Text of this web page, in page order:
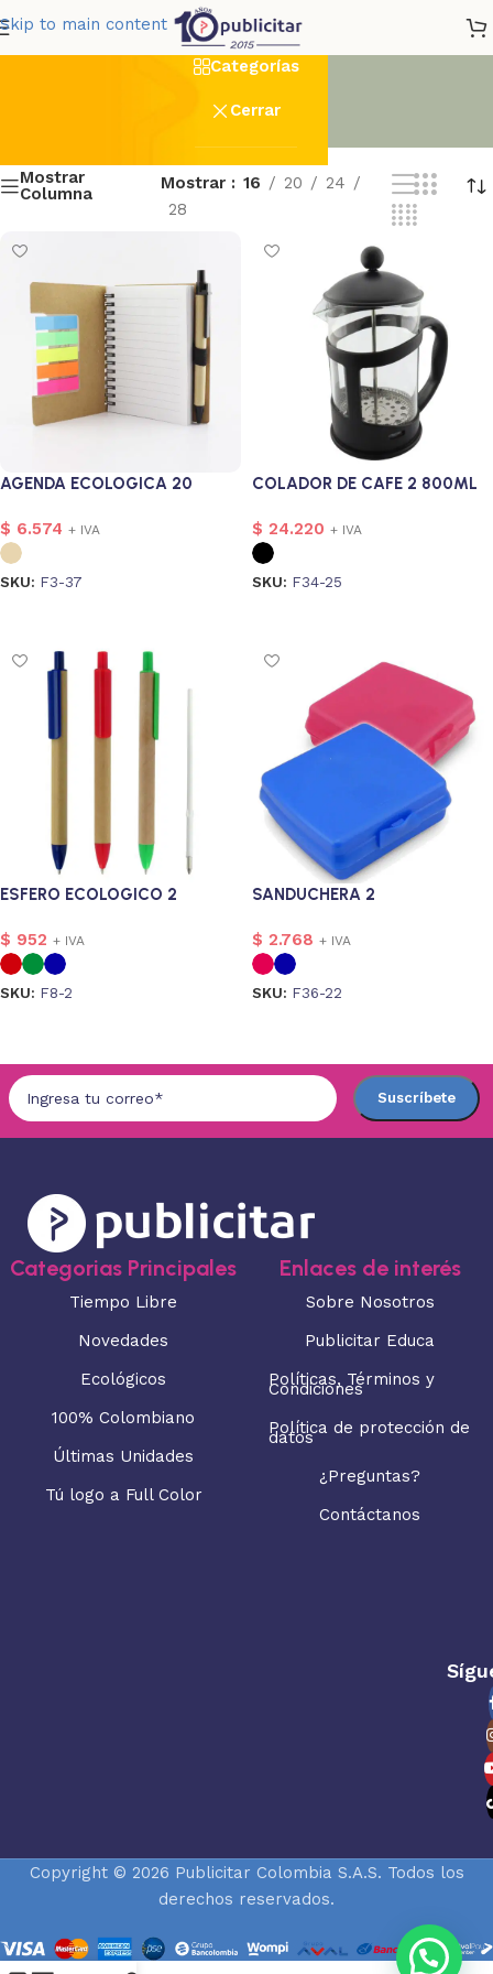
Skip to main content no 2
Categorías
Cerrar
Mostrar
Columna
Mostrar 16 20
24
28
AGENDA ECOLOGICA 20
$ 6.574 + IVA
SKU: F3-37
COLADOR DE CAFE 2 800ML
$ 24.220 + IVA
SKU: F34-25
ESFERO ECOLOGICO 2
$ 952 + IVA
SKU: F8-2
SANDUCHERA 2
$ 2.768 + IVA
SKU: F36-22
Categorias Principales
Tiempo Libre
Novedades
Ecológicos
100% Colombiano
Últimas Unidades
Tú logo a Full Color
Enlaces de interés
Sobre Nosotros
Publicitar Educa
Políticas, Términos y
Condiciones
Política de protección de
datos
¿Preguntas?
Contáctanos
Copyright © 2026 Publicitar Colombia S.A.S. Todos los
derechos reservados.